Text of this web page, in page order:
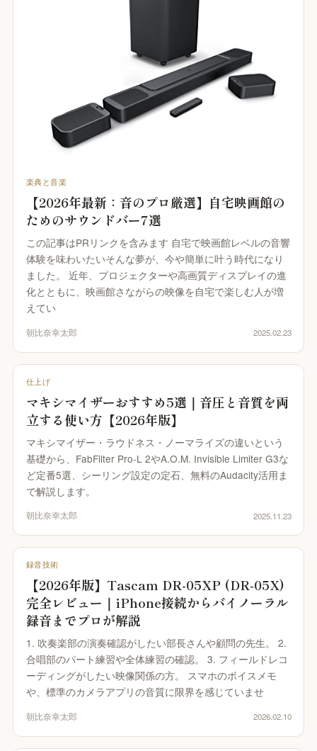
楽典と音楽
【2026年最新：音のプロ厳選】自宅映画館の
ためのサウンドバー7選
この記事はPRリンクを含みます 自宅で映画館レベルの音響
体験を味わいたいそんな夢が、今や簡単に叶う時代になり
ました。 近年、プロジェクターや高画質ディスプレイの進
化とともに、映画館さながらの映像を自宅で楽しむ人が増
えてい
朝比奈幸太郎 2025.02.23
仕上げ
マキシマイザーおすすめ5選｜音圧と音質を両
立する使い方【2026年版】
マキシマイザー・ラウドネス・ノーマライズの違いという
基礎から、FabFilter Pro-L 2やA.O.M. Invisible Limiter G3な
ど定番5選、シーリング設定の定石、無料のAudacity活用ま
で解説します。
朝比奈幸太郎 2025.11.23
録音技術
【2026年版】Tascam DR-05XP (DR-05X)
完全レビュー｜iPhone接続からバイノーラル
録音までプロが解説
1. 吹奏楽部の演奏確認がしたい部長さんや顧問の先生。 2.
合唱部のパート練習や全体練習の確認。 3. フィールドレコ
ーディングがしたい映像関係の方。 スマホのボイスメモ
や、標準のカメラアプリの音質に限界を感じていませ
朝比奈幸太郎 2026.02.10